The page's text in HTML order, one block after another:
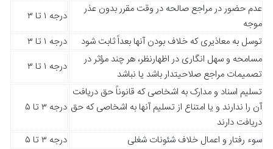
عدم حضور در مراجع صالحه در وقت مقرر بدون عذر
موجه
درجه ۱ تا ۳
توسل به معاذیری که خلاف بودن آنها بعداً ثابت شود
درجه ۱ تا ۳
مسامحه و سهل انگاری در اظهارنظر، هر چند مؤثر در
تصمیمات مراجع صلاحیتدار باشد یا نباشد
درجه ۱ تا ۳
تسلیم اسناد و مدارک به اشخاصی که قانوناً حق دریافت
آن را ندارند و یا امتناع از تسلیم آنها به اشخاصی که حق
دریافت دارند
درجه ۳ تا ۵
سوء رفتار و اعمال خلاف شئونات شغلی
درجه ۳ تا ۵